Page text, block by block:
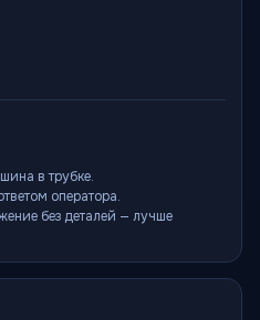
в трубке.
оператора.
без деталей — лучше